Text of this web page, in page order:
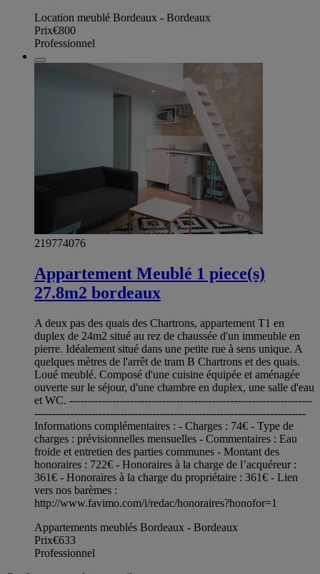
Location meublé Bordeaux - Bordeaux
Prix€800
Professionnel
219774076
Appartement Meublé 1 piece(s)
27.8m2 bordeaux
A deux pas des quais des Chartrons, appartement T1 en
duplex de 24m2 situé au rez de chaussée d'un immeuble en
pierre. Idéalement situé dans une petite rue à sens unique. A
quelques mètres de l'arrêt de tram B Chartrons et des quais.
Loué meublé. Composé d'une cuisine équipée et aménagée
ouverte sur le séjour, d'une chambre en duplex, une salle d'eau
et WC. --------------------------------------------------------------------
----------------------------------------------------------------------------
Informations complémentaires : - Charges : 74€ - Type de
charges : prévisionnelles mensuelles - Commentaires : Eau
froide et entretien des parties communes - Montant des
honoraires : 722€ - Honoraires à la charge de l’acquéreur :
361€ - Honoraires à la charge du propriétaire : 361€ - Lien
vers nos barèmes :
http://www.favimo.com/i/redac/honoraires?honofor=1
Appartements meublés Bordeaux - Bordeaux
Prix€633
Professionnel